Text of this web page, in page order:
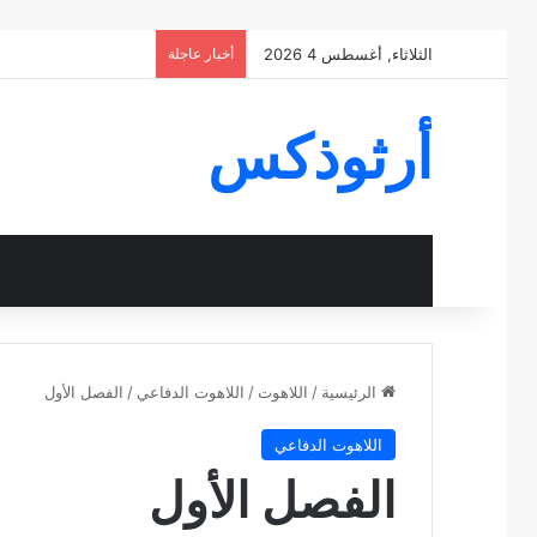
الثلاثاء, أغسطس 4 2026 أخبار عاجلة
أرثوذكس
الرئيسية / اللاهوت / اللاهوت الدفاعي / الفصل الأول
اللاهوت الدفاعي
الفصل الأول